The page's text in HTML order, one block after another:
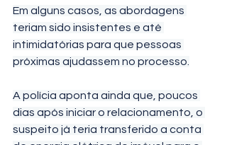
Em alguns casos, as abordagens
teriam sido insistentes e até
intimidatórias para que pessoas
próximas ajudassem no processo.
A polícia aponta ainda que, poucos
dias após iniciar o relacionamento, o
suspeito já teria transferido a conta